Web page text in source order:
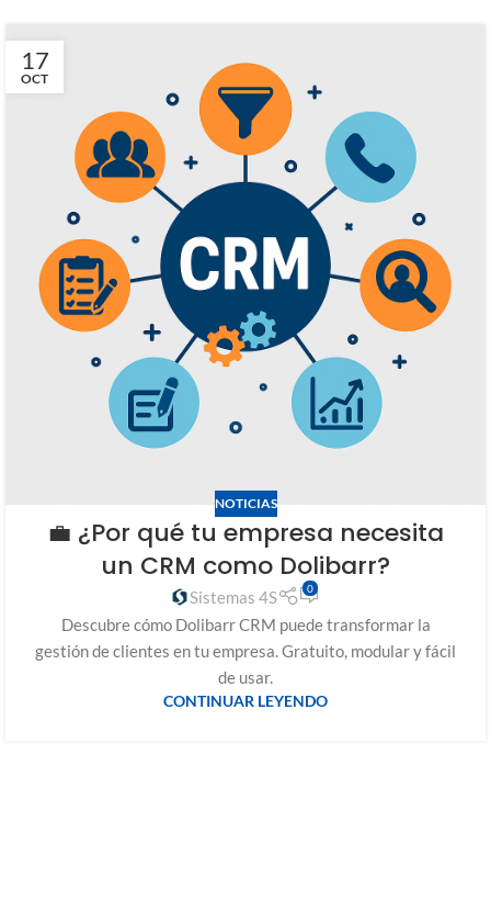
17
OCT
NOTICIAS
💼 ¿Por qué tu empresa necesita
un CRM como Dolibarr?
Sistemas 4S 0
Descubre cómo Dolibarr CRM puede transformar la
gestión de clientes en tu empresa. Gratuito, modular y fácil
de usar.
CONTINUAR LEYENDO